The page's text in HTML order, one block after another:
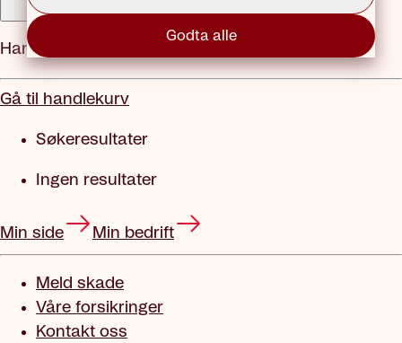
Godta alle
Handlekurv
Gå til handlekurv
Søkeresultater
Ingen resultater
Min side Min bedrift
Meld skade
Våre forsikringer
Kontakt oss